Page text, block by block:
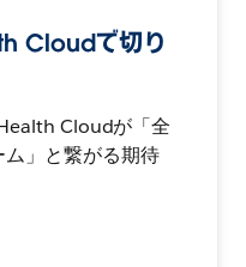
Cloudで切り
Cloudが「全
」と繋がる期待